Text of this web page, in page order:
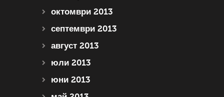
октомври 2013
септември 2013
август 2013
юли 2013
юни 2013